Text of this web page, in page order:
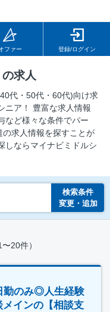
ファー 登録/ログイン
求人
代・50代・60代)向け求
ニア！ 豊富な求人情報
など様々な条件でパー
の求人情報を探すことが
しならマイナビミドルシ
検索条件
変更・追加
20件）
勤のみ◎人生経験
インの【相談支